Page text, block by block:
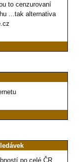
to cenzurovaní
...tak alternativa
po celé ČR.